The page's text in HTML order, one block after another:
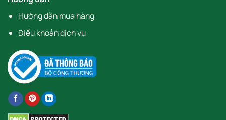
Hướng dẫn mua hàng
Điều khoản dịch vụ